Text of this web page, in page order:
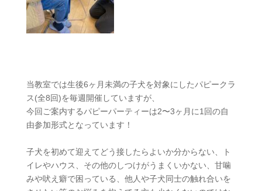
当教室では生後6ヶ月未満の子犬を対象にしたパピークラ
ス(全8回)を毎週開催していますが、
今回ご案内するパピーパーティーは2〜3ヶ月に1回の自
由参加形式となっています！
子犬を初めて迎えてどう接したらよいか分からない、ト
イレやハウス、その他のしつけがうまくいかない、甘噛
みや吠え癖で困っている、他人や子犬同士の触れ合いを